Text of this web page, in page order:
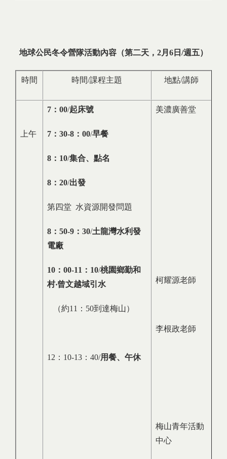
地球公民冬令營隊活動內容（第二天，2月6日/週五）
時間 時間/課程主題 地點/講師
上午
7 ： 00/起床號
7 ： 30-8 ： 00/早餐
8 ： 10/集合、點名
8 ： 20/出發
第四堂 水資源開發問題
8 ： 50-9 ： 30/土龍灣水利發
電廠
10 ： 00-11 ： 10/桃園鄉勤和
村‧曾文越域引水
（約11：50到達梅山）
12：10-13：40/用餐、午休
美濃廣善堂
柯耀源老師
李根政老師
梅山青年活動
中心